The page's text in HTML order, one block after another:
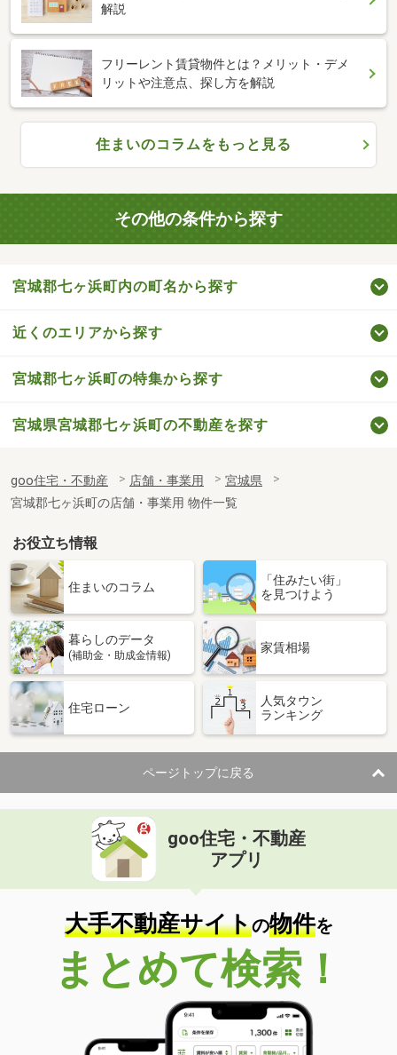
解説
フリーレント賃貸物件とは？メリット・デメ
リットや注意点、探し方を解説
住まいのコラムをもっと見る
その他の条件から探す
宮城郡七ヶ浜町内の町名から探す
近くのエリアから探す
宮城郡七ヶ浜町の特集から探す
宮城県宮城郡七ヶ浜町の不動産を探す
goo住宅・不動産 店舗・事業用
宮城県
宮城郡七ヶ浜町の店舗・事業用 物件一覧
お役立ち情報
住まいのコラム
「住みたい街」
を見つけよう
暮らしのデータ
(補助金・助成金情報)
家賃相場
住宅ローン
人気タウン
ランキング
ページトップに戻る
goo住宅・不動産
アプリ
大手不動産サイトの物件を
まとめて検索！